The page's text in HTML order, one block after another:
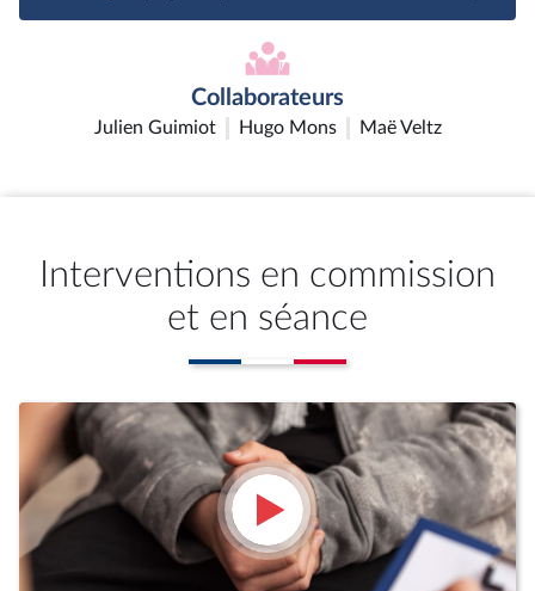
Collaborateurs
Julien Guimiot Hugo Mons Maë Veltz
Interventions en commission
et en séance